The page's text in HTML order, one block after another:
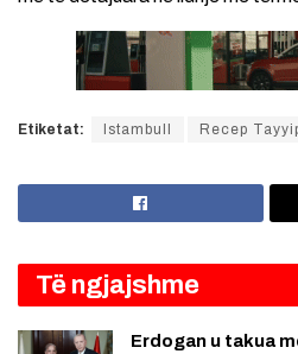
Etiketat: Istambull Recep
Të ngjajshme
Erdogan u takua